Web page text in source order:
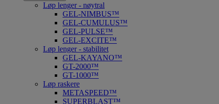
Løp lenger - nøytral
GEL-NIMBUS™
GEL-CUMULUS™
GEL-PULSE™
GEL-EXCITE™
Løp lenger - stabilitet
GEL-KAYANO™
GT-2000™
GT-1000™
Løp raskere
METASPEED™
SUPERBLAST™